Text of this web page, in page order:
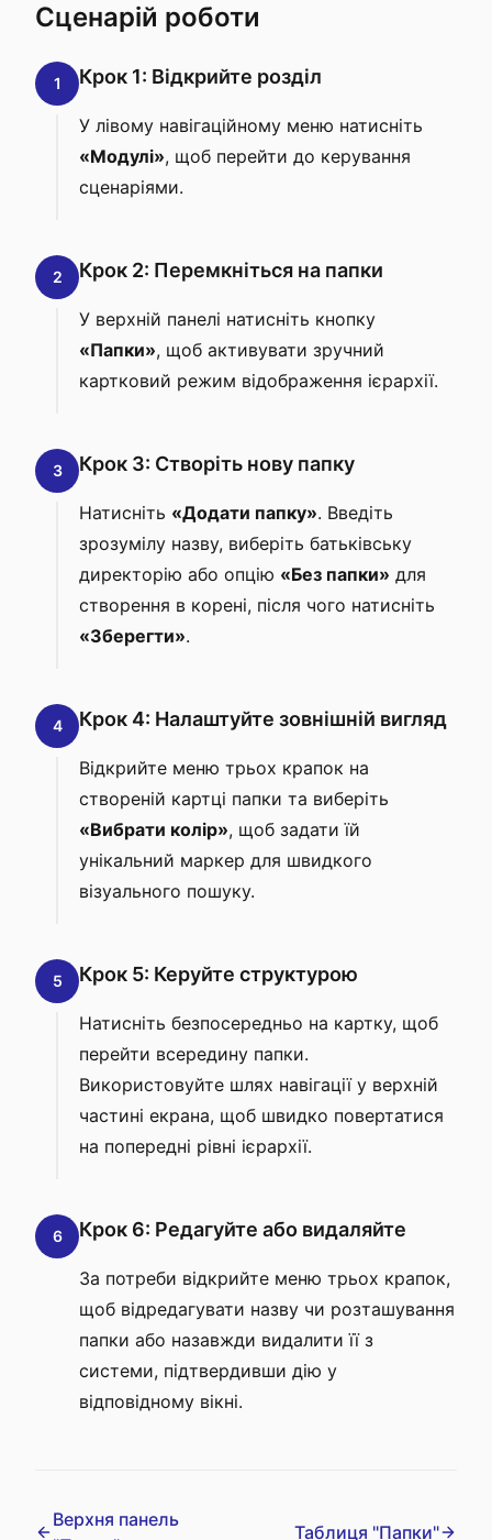
Сценарій роботи
1 Крок 1: Відкрийте розділ
У лівому навігаційному меню натисніть
«Модулі», щоб перейти до керування
сценаріями.
2 Крок 2: Перемкніться на папки
У верхній панелі натисніть кнопку
«Папки», щоб активувати зручний
картковий режим відображення ієрархії.
3 Крок 3: Створіть нову папку
Натисніть «Додати папку». Введіть
зрозумілу назву, виберіть батьківську
директорію або опцію «Без папки» для
створення в корені, після чого натисніть
«Зберегти».
4 Крок 4: Налаштуйте зовнішній вигляд
Відкрийте меню трьох крапок на
створеній картці папки та виберіть
«Вибрати колір», щоб задати їй
унікальний маркер для швидкого
візуального пошуку.
5 Крок 5: Керуйте структурою
Натисніть безпосередньо на картку, щоб
перейти всередину папки.
Використовуйте шлях навігації у верхній
частині екрана, щоб швидко повертатися
на попередні рівні ієрархії.
6 Крок 6: Редагуйте або видаляйте
За потреби відкрийте меню трьох крапок,
щоб відредагувати назву чи розташування
папки або назавжди видалити її з
системи, підтвердивши дію у
відповідному вікні.
Верхня панель
Таблиця "Папки"